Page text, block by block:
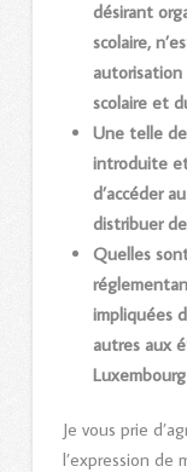
désirant
scolaire,
autorisation
scolaire et
Une telle
introduite
d’accéder
distribuer
Quelles
impliquées
autres aux
Je vous prie
l’expression de